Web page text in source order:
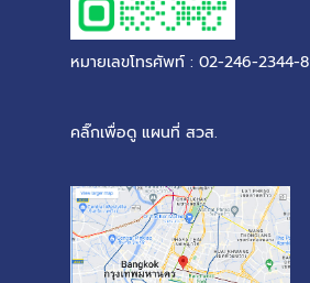
หมายเลขโทรศัพท์ : 02-246-2344-8
คลิ๊กเพื่อดู แผนที่ สวส.